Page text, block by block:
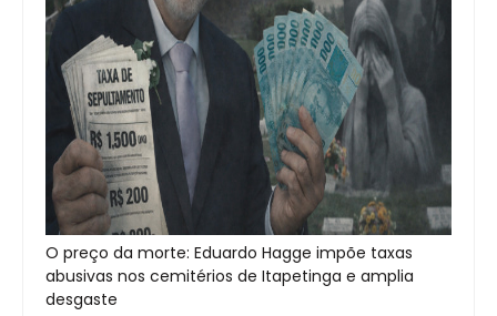
O preço da morte: Eduardo Hagge impõe taxas
abusivas nos cemitérios de Itapetinga e amplia
desgaste